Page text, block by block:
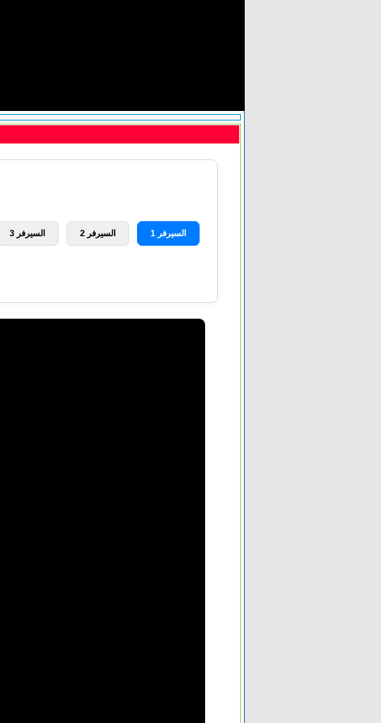
السيرفر 1 السيرفر 2 السيرفر 3